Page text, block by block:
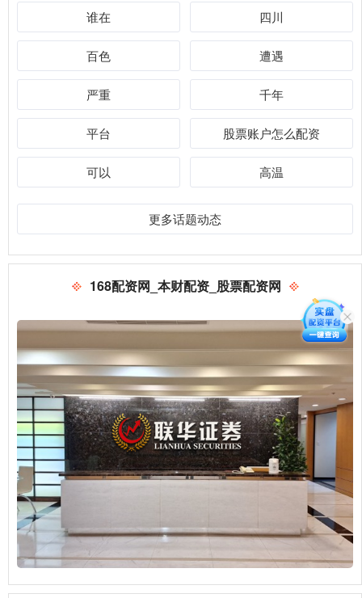
谁在 四川
百色 遭遇
严重 千年
平台 股票账户怎么配资
可以 高温
更多话题动态
168配资网_本财配资_股票配资网